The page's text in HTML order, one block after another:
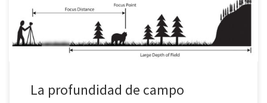
La profundidad de campo